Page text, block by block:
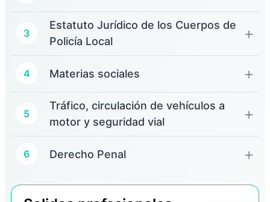
3
Estatuto Jurídico de los Cuerpos de
Policía Local
4 Materias sociales
5
Tráfico, circulación de vehículos a
motor y seguridad vial
6 Derecho Penal